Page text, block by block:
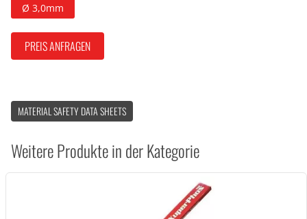
Ø 3,0mm
PREIS ANFRAGEN
MATERIAL SAFETY DATA SHEETS
Weitere Produkte in der Kategorie